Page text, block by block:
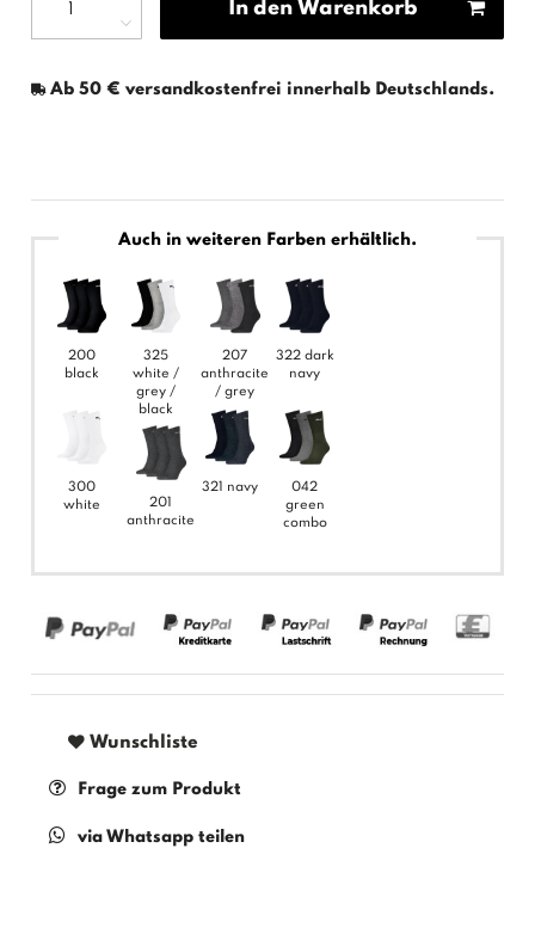
In den Warenkorb
Ab 50 € versandkostenfrei innerhalb Deutschlands.
Auch in weiteren Farben erhältlich.
200
black
300
white
325
white /
grey /
black
201
anthracite
207
anthracite
/ grey
321 navy
322 dark
navy
042
green
combo
Wunschliste
Frage zum Produkt
via Whatsapp teilen